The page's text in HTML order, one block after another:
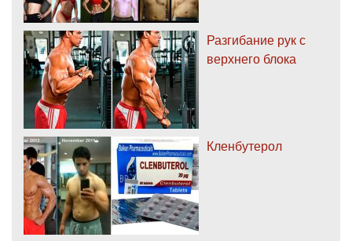
Разгибание рук с
верхнего блока
Кленбутерол